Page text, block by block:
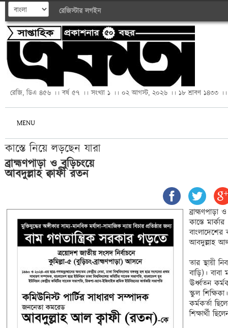
রেজিস্টার লগইন
রেজি, ডিএ ৪৫৬ ।। বর্ষ ৫৭ ।। সংখ্যা ১ ।। ০২ আগস্ট, ২০২৬ ।। ১৮ শ্রাবণ ১৪৩৩ ।।
MENU
ব্রাহ্মণপাড়া ও বুড়িচংয়ে
আবদুল্লাহ ক্বাফী রতন
কাস্তে
বাংলাদেশের
আবদুল্লাহ
তার স্থায়ী
বাড়ি)।
ঊর্ধ্বতন
স্কুল
কর্মকর্তা
শিক্ষার্থী